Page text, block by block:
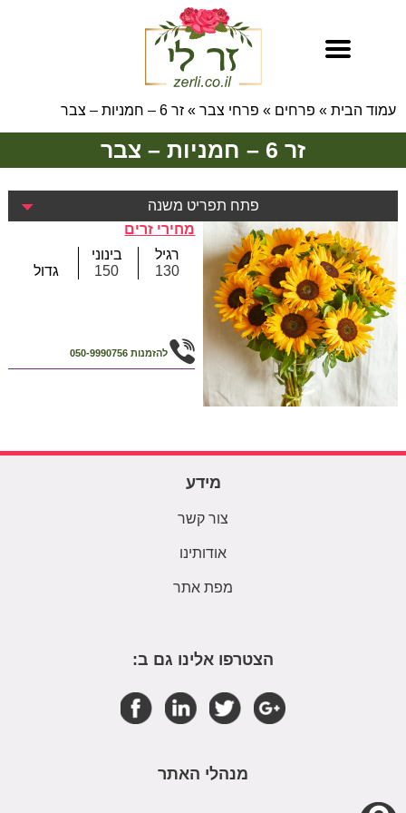
עמוד הבית » פרחים » פרחי צבר » זר 6 – חמניות – צבר
זר 6 – חמניות – צבר
פתח תפריט משנה
מחירי זרים
רגיל
130
בינוני
150
גדול
להזמנות 050-9990756
מידע
צור קשר
אודותינו
מפת אתר
הצטרפו אלינו גם ב:
מנהלי האתר